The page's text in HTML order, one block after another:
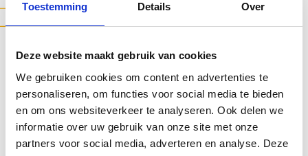
Toestemming Details Over
Deze website maakt gebruik van cookies
We gebruiken cookies om content en advertenties te
personaliseren, om functies voor social media te bieden
en om ons websiteverkeer te analyseren. Ook delen we
informatie over uw gebruik van onze site met onze
partners voor social media, adverteren en analyse. Deze
Duurzame stadslogistiek
Met City Logistics optimaliseert Nabuurs de
last-mile delivery naar horecazaken en
retailers in drukke binnensteden. Vanuit onze
regionale distributiecentra leveren we dagelijks
aan binnenstedelijke locaties in heel